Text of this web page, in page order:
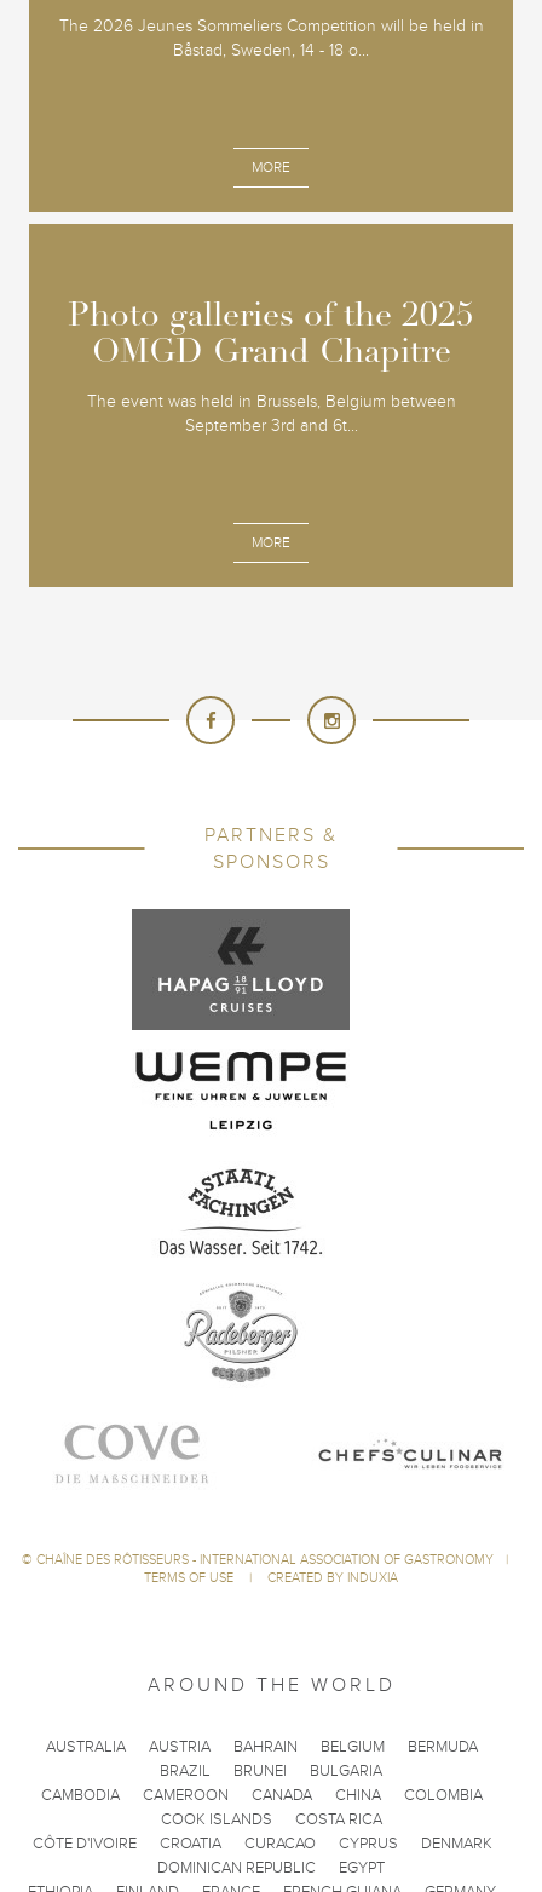
The 2026 Jeunes Sommeliers Competition will be held in
Båstad, Sweden, 14 - 18 o...
MORE
Photo galleries of the 2025
OMGD Grand Chapitre
The event was held in Brussels, Belgium between
September 3rd and 6t...
MORE
Photo galleries of the 2025
OMGD Grand Chapitre
PARTNERS &
SPONSORS
© CHAÎNE DES RÔTISSEURS - INTERNATIONAL ASSOCIATION OF GASTRONOMY
|
TERMS OF USE
| CREATED BY INDUXIA
AROUND THE WORLD
AUSTRALIA AUSTRIA BAHRAIN BELGIUM
BERMUDA
BRAZIL
BRUNEI
BULGARIA
CAMBODIA
CAMEROON CANADA CHINA
COLOMBIA
COOK ISLANDS
COSTA RICA
CÔTE D'IVOIRE
CROATIA CURACAO CYPRUS
DENMARK
DOMINICAN REPUBLIC
EGYPT